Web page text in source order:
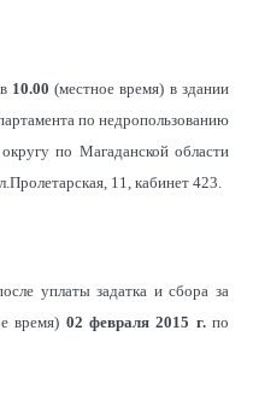
в 10.00(местное время) в здании
по недропользованию
по Магаданской области
11, кабинет 423.
уплаты задатка и сбора за
время) 02 февраля 2015 г.по